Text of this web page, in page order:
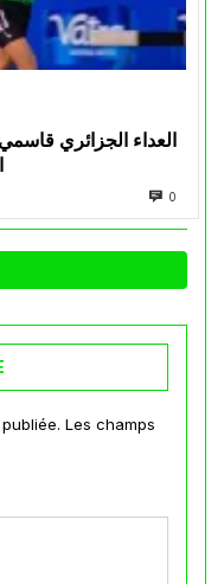
العداء الجزائري
0
Les champs